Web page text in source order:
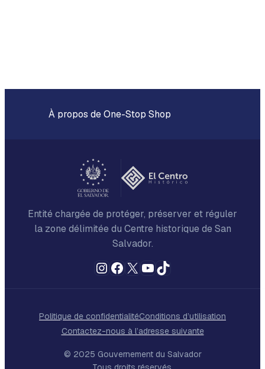
À propos de One-Stop Shop
Entité chargée de protéger, préserver et réguler
la zone délimitée du Centre historique de San
Salvador.
Instagram
Facebook
X YouTube
TikTok
© 2025 Gouvernement du Salvador
Politique de confidentialitéConditions d’utilisation
Contactez-nous à l’adresse suivante